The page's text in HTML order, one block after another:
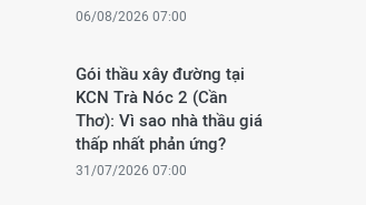
06/08/2026 07:00
Gói thầu xây đường tại
KCN Trà Nóc 2 (Cần
Thơ): Vì sao nhà thầu giá
thấp nhất phản ứng?
31/07/2026 07:00